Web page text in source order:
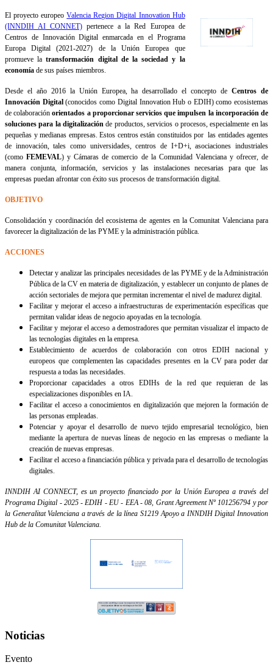
El proyecto europeoValencia Region Digital Innovation Hub
(INNDIH AI CONNET) pertenece a la Red Europea de
Centros de Innovación Digital enmarcada en el Programa
Europa Digital (2021-2027) de la Unión Europea que
promueve latransformación digital de la sociedad y la
economía de sus países miembros.
Desde el año 2016 la Unión Europea, ha desarrollado el concepto deCentros de
Innovación Digital(conocidos como Digital Innovation Hub o EDIH) como ecosistemas
de colaboraciónorientados a proporcionar servicios que impulsen la incorporación de
soluciones para la digitalización de productos, servicios o procesos, especialmente en las
pequeñas y medianas empresas. Estos centros están constituidos por las entidades agentes
de innovación, tales como universidades, centros de I+D+i, asociaciones industriales
(comoFEMEVAL) y Cámaras de comercio de la Comunidad Valenciana y ofrecer, de
manera conjunta, información, servicios y las instalaciones necesarias para que las
empresas puedan afrontar con éxito sus procesos de transformación digital.
OBJETIVO
Consolidación y coordinación del ecosistema de agentes en la Comunitat Valenciana para
favorecer la digitalización de las PYME y la administración pública.
ACCIONES
Detectar y analizar las principales necesidades de las PYME y de la Administración
Pública de la CV en materia de digitalización, y establecer un conjunto de planes de
acción sectoriales de mejora que permitan incrementar el nivel de madurez digital.
Facilitar y mejorar el acceso a infraestructuras de experimentación específicas que
permitan validar ideas de negocio apoyadas en la tecnología.
Facilitar y mejorar el acceso a demostradores que permitan visualizar el impacto de
las tecnologías digitales en la empresa.
Establecimiento de acuerdos de colaboración con otros EDIH nacional y
europeos que complementen las capacidades presentes en la CV para poder dar
respuesta a todas las necesidades.
Proporcionar capacidades a otros EDIHs de la red que requieran de las
especializaciones disponibles en IA.
Facilitar el acceso a conocimientos en digitalización que mejoren la formación de
las personas empleadas.
Potenciar y apoyar el desarrollo de nuevo tejido empresarial tecnológico, bien
mediante la apertura de nuevas líneas de negocio en las empresas o mediante la
creación de nuevas empresas.
Facilitar el acceso a financiación pública y privada para el desarrollo de tecnologías
digitales.
INNDIH AI CONNECT, es un proyecto financiado por la Unión Europea a través del
Programa Digital - 2025 - EDIH - EU - EEA - 08, Grant Agreement Nº 101256794 y por
la Generalitat Valenciana a través de la línea S1219 Apoyo a INNDIH Digital Innovation
Hub de la Comunitat Valenciana.
Noticias
Evento